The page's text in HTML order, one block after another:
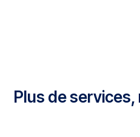
Plus de